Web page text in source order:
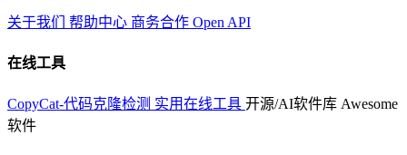
关于我们 帮助中心 商务合作 Open API
在线工具
CopyCat-代码克隆检测 实用在线工具 开源/AI软件库 Awesome
软件